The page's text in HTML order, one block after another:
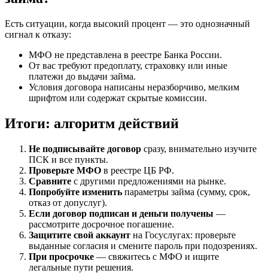
Есть ситуации, когда высокий процент — это однозначный
сигнал к отказу:
МФО не представлена в реестре Банка России.
От вас требуют предоплату, страховку или иные
платежи до выдачи займа.
Условия договора написаны неразборчиво, мелким
шрифтом или содержат скрытые комиссии.
Итоги: алгоритм действий
Не подписывайте договор сразу, внимательно изучите
ПСК и все пункты.
Проверьте МФО в реестре ЦБ РФ.
Сравните с другими предложениями на рынке.
Попробуйте изменить параметры займа (сумму, срок,
отказ от допуслуг).
Если договор подписан и деньги получены —
рассмотрите досрочное погашение.
Защитите свой аккаунт на Госуслугах: проверьте
выданные согласия и смените пароль при подозрениях.
При просрочке — свяжитесь с МФО и ищите
легальные пути решения.